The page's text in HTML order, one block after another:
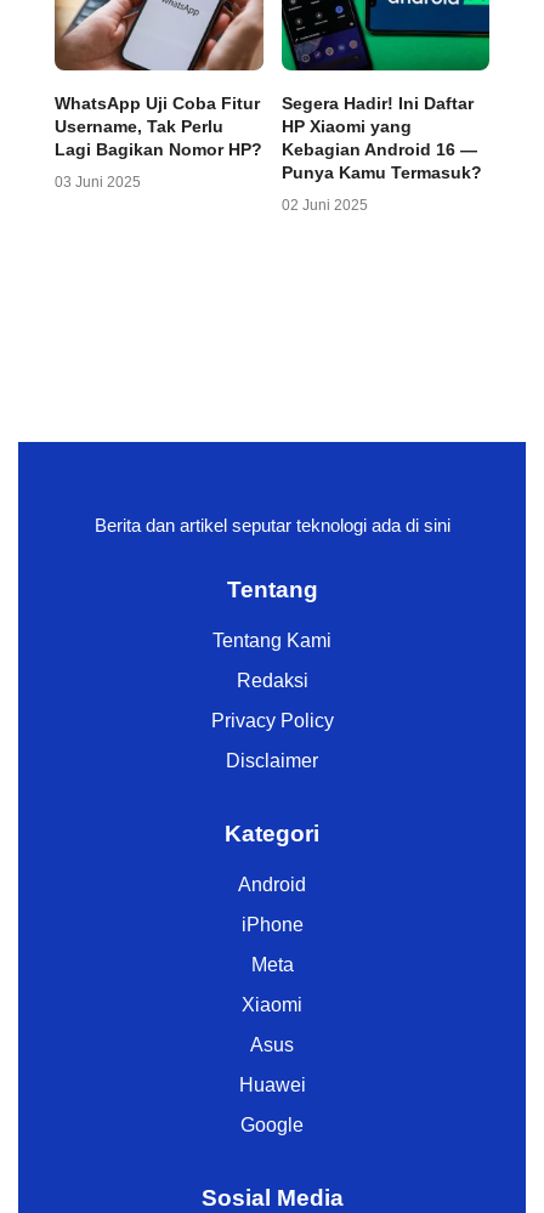
WhatsApp Uji Coba Fitur
Username, Tak Perlu
Lagi Bagikan Nomor HP?
03 Juni 2025
Segera Hadir! Ini Daftar
HP Xiaomi yang
Kebagian Android 16 —
Punya Kamu Termasuk?
02 Juni 2025
Berita dan artikel seputar teknologi ada di sini
Tentang
Tentang Kami
Redaksi
Privacy Policy
Disclaimer
Kategori
Android
iPhone
Meta
Xiaomi
Asus
Huawei
Google
Sosial Media